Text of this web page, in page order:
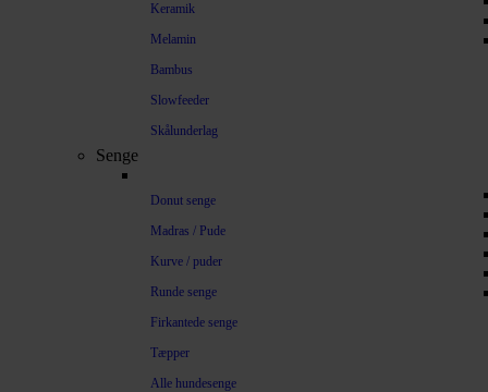
Keramik
Melamin
Bambus
Slowfeeder
Skålunderlag
Senge
Donut senge
Madras / Pude
Kurve / puder
Runde senge
Firkantede senge
Tæpper
Alle hundesenge